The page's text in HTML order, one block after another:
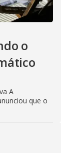
o
A
que o